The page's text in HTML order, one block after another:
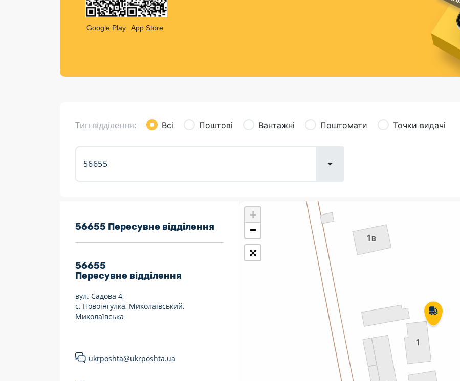
Листи та листівки
Кур’єрська доставка
Google Play App Store
Тип відділення: Всі Поштові Вантажні Поштомати Точки видачі
7 днів на тиждень
Працюють після 19:00
Працюють у вихідні
Поштові послуги:
Укрпошта Експрес/тариф
«Пріоритетний»
Укрпошта Стандарт/тариф «Базовий»
Доставка за межі України
Прийом вантажів
56655 Пересувне відділення
56655
Пересувне відділення
вул. Садова 4,
с. Новоінгулка, Миколаївський,
Миколаївська
ukrposhta@ukrposhta.ua
+
−